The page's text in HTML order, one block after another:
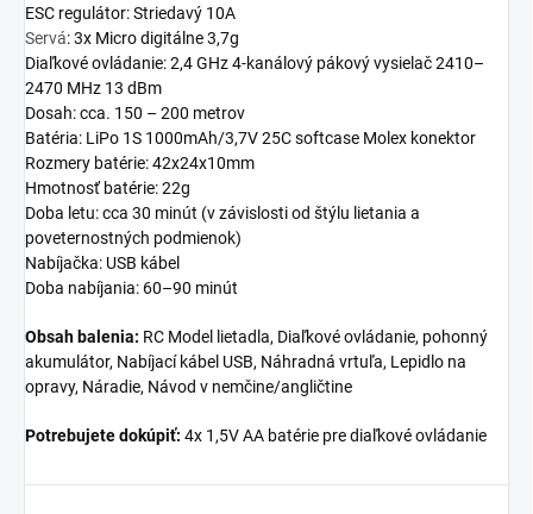
ESC regulátor: Striedavý 10A
Servá: 3x Micro digitálne 3,7g
Diaľkové ovládanie: 2,4 GHz 4-kanálový pákový vysielač 2410–
2470 MHz 13 dBm
Dosah: cca. 150 – 200 metrov
Batéria: LiPo 1S 1000mAh/3,7V 25C softcase Molex konektor
Rozmery batérie: 42x24x10mm
Hmotnosť batérie: 22g
Doba letu: cca 30 minút (v závislosti od štýlu lietania a
poveternostných podmienok)
Nabíjačka: USB kábel
Doba nabíjania: 60–90 minút
Obsah balenia: RC Model lietadla, Diaľkové ovládanie, pohonný
akumulátor, Nabíjací kábel USB, Náhradná vrtuľa, Lepidlo na
opravy, Náradie, Návod v nemčine/angličtine
Potrebujete dokúpiť: 4x 1,5V AA batérie pre diaľkové ovládanie